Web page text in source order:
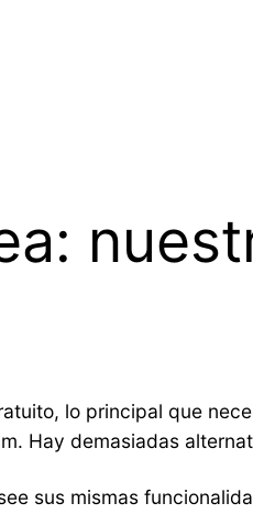
lo principal que
Hay demasiadas
sus mismas